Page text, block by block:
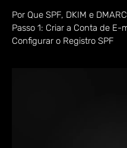
Por Que SPF, DKIM e
Passo 1: Criar a Conta de E-
Configurar o Registro SPF